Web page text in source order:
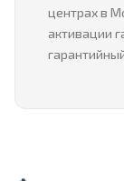
центрах в
активации